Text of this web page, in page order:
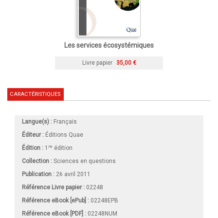
Les services écosystémiques
Livre papier 35,00 €
CARACTÉRISTIQUES
Langue(s) : Français
Éditeur : Éditions Quae
Édition : 1 re édition
Collection : Sciences en questions
Publication : 26 avril 2011
Référence Livre papier : 02248
Référence eBook [ePub] : 02248EPB
Référence eBook [PDF] : 02248NUM